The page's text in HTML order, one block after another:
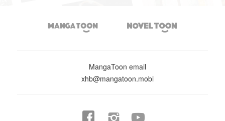
 
MangaToon email
xhb@mangatoon.mobi
 